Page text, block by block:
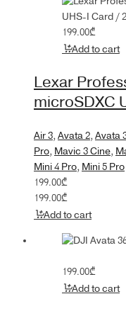
199.00₾
Add to cart
Lexar
microSDXC
Air 3, Avata 2, Avata
Pro, Mavic 3 Cine,
Mini 4 Pro, Mini 5 Pro
199.00₾
199.00₾
Add to cart
199.00₾
Add to cart